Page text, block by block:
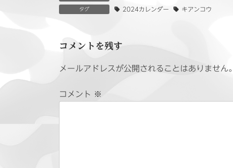
タグ 2024カレンダー キアンコウ
コメントを残す
メールアドレスが公開されることはありません。
コメント ※